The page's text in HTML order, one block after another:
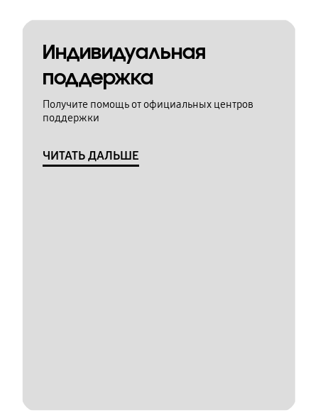
Индивидуальная
поддержка
Получите помощь от официальных центров
поддержки
ЧИТАТЬ ДАЛЬШЕ